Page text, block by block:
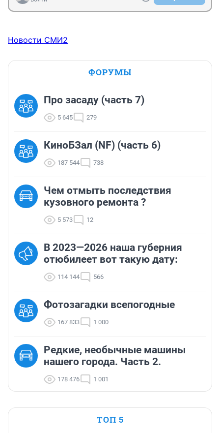
Новости СМИ2
ФОРУМЫ
Про засаду (часть 7)
5 645 279
КиноБЗал (NF) (часть 6)
187 544 738
Чем отмыть последствия
кузовного ремонта ?
5 573 12
В 2023—2026 наша губерния
отюбилеет вот такую дату:
114 144 566
Фотозагадки всепогодные
167 833 1 000
Редкие, необычные машины
нашего города. Часть 2.
178 476 1 001
ТОП 5